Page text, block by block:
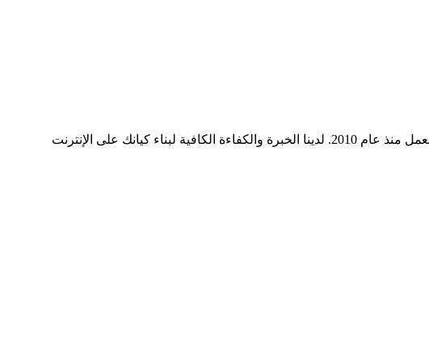
ميديا ​​سيرف هي شركة رائدة في مجال وسائل التواصل الاجتماعي وخدمات التسويق الرقمي وتصميم المواقع الإلكترونية. نحن نعمل منذ عام 2010. لدينا الخبرة والكفاءة الكافية لبناء كيانك على الإنترنت